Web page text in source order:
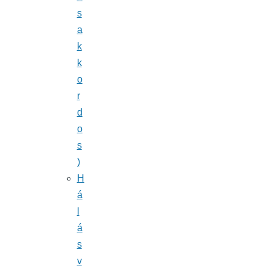
s
a
k
k
o
r
d
o
s
)
H
á
á
s
v